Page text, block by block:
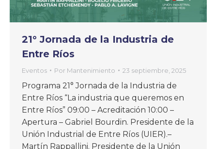
21° Jornada de la Industria de
Entre Ríos
Eventos Por Mantenimiento 23 septiembre, 2025
Programa 21° Jornada de la Industria de
Entre Ríos “La industria que queremos en
Entre Ríos” 09:00 – Acreditación 10:00 –
Apertura – Gabriel Bourdin. Presidente de la
Unión Industrial de Entre Ríos (UIER).–
Martín Rappallini. Presidente de la Unión